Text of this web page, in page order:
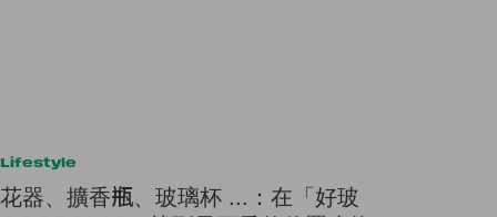
Lifestyle
花器、擴香瓶、玻璃杯 ...：在「好玻